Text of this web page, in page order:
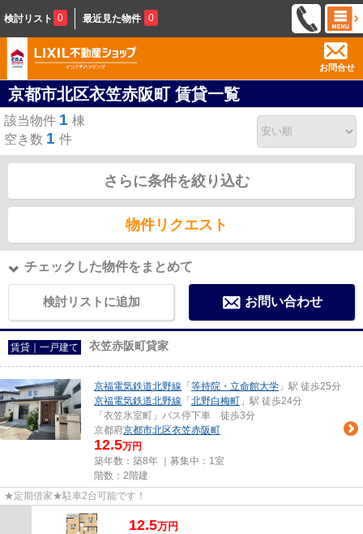
検討リスト 0 最近見た物件 0
お問合せ
京都市北区衣笠赤阪町 賃貸一覧
該当物件 1 棟
空き数 1 件
さらに条件を絞り込む
物件リクエスト
チェックした物件をまとめて
検討リストに追加 お問い合わせ
賃貸｜一戸建て 衣笠赤阪町貸家
京福電気鉄道北野線 「 等持院・立命館大学 」駅 徒歩25分
京福電気鉄道北野線 「 北野白梅町 」駅 徒歩24分
「衣笠氷室町」バス停下車 徒歩3分
京都府京都市北区衣笠赤阪町
12.5万円
築年数：築8年 ｜募集中： 1室
階数：2階建
★定期借家★駐車2台可能です！
12.5万円